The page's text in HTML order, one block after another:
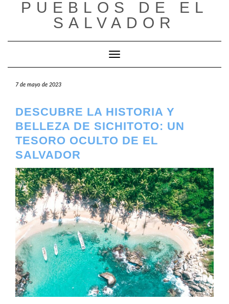
PUEBLOS DE EL
SALVADOR
Cambiar modo de navegación
7 de mayo de 2023
DESCUBRE LA HISTORIA Y
BELLEZA DE SICHITOTO: UN
TESORO OCULTO DE EL
SALVADOR